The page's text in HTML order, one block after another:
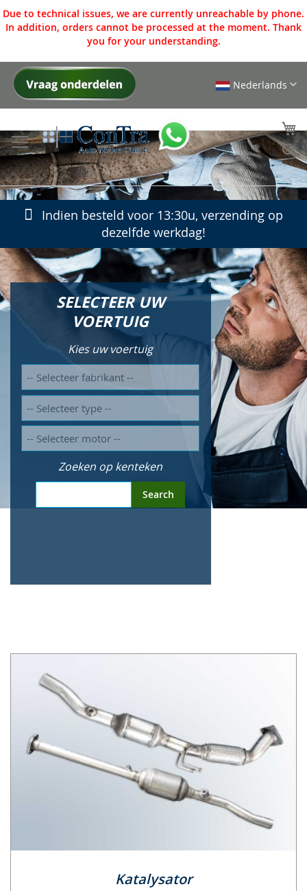
Due to technical issues, we are currently unreachable by phone.
In addition, orders cannot be processed at the moment. Thank
you for your understanding.
Ga
inhoud
Nederlands
Indien besteld voor 13:30u, verzending op
dezelfde werkdag!
SELECTEER UW
VOERTUIG
Kies uw voertuig
Zoeken op kenteken
Search
Katalysator